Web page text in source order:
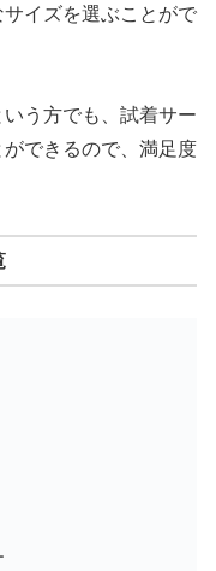
イズを選ぶことがで
う方でも、試着サー
できるので、満足度